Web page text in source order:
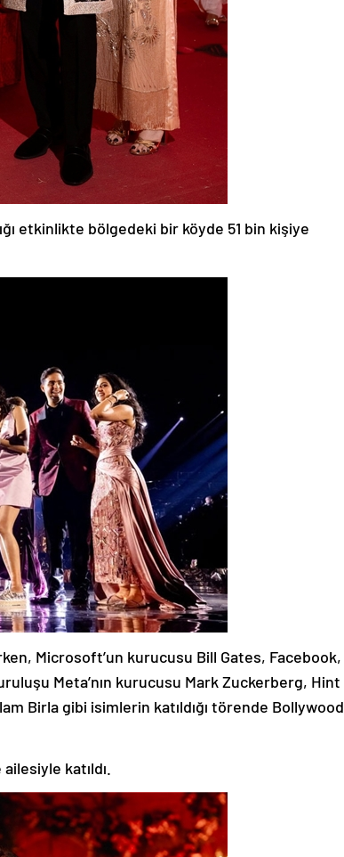
etkinlikte bölgedeki bir köyde 51 bin kişiye
Microsoft’un kurucusu Bill Gates, Facebook,
Meta’nın kurucusu Mark Zuckerberg, Hint
Birla gibi isimlerin katıldığı törende Bollywood
katıldı.